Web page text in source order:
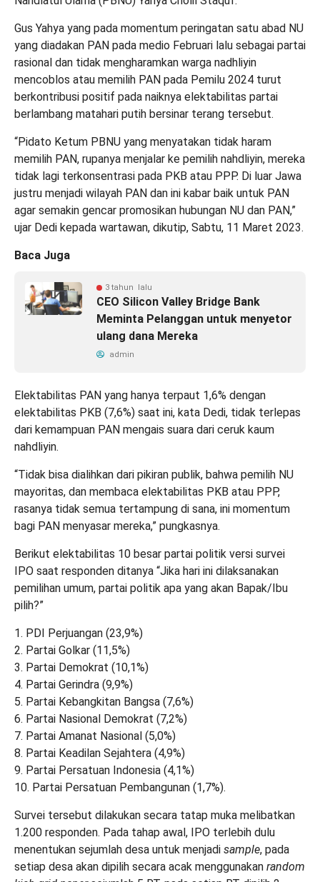
Gus Yahya yang pada momentum peringatan satu abad NU
yang diadakan PAN pada medio Februari lalu sebagai partai
rasional dan tidak mengharamkan warga nadhliyin
mencoblos atau memilih PAN pada Pemilu 2024 turut
berkontribusi positif pada naiknya elektabilitas partai
berlambang matahari putih bersinar terang tersebut.
“Pidato Ketum PBNU yang menyatakan tidak haram
memilih PAN, rupanya menjalar ke pemilih nahdliyin, mereka
tidak lagi terkonsentrasi pada PKB atau PPP. Di luar Jawa
justru menjadi wilayah PAN dan ini kabar baik untuk PAN
agar semakin gencar promosikan hubungan NU dan PAN,”
ujar Dedi kepada wartawan, dikutip, Sabtu, 11 Maret 2023.
Baca Juga
3 tahun lalu
CEO Silicon Valley Bridge Bank
Meminta Pelanggan untuk menyetor
ulang dana Mereka
admin
Elektabilitas PAN yang hanya terpaut 1,6% dengan
elektabilitas PKB (7,6%) saat ini, kata Dedi, tidak terlepas
dari kemampuan PAN mengais suara dari ceruk kaum
nahdliyin.
“Tidak bisa dialihkan dari pikiran publik, bahwa pemilih NU
mayoritas, dan membaca elektabilitas PKB atau PPP,
rasanya tidak semua tertampung di sana, ini momentum
bagi PAN menyasar mereka,” pungkasnya.
Berikut elektabilitas 10 besar partai politik versi survei
IPO saat responden ditanya “Jika hari ini dilaksanakan
pemilihan umum, partai politik apa yang akan Bapak/Ibu
pilih?”
1. PDI Perjuangan (23,9%)
2. Partai Golkar (11,5%)
3. Partai Demokrat (10,1%)
4. Partai Gerindra (9,9%)
5. Partai Kebangkitan Bangsa (7,6%)
6. Partai Nasional Demokrat (7,2%)
7. Partai Amanat Nasional (5,0%)
8. Partai Keadilan Sejahtera (4,9%)
9. Partai Persatuan Indonesia (4,1%)
10. Partai Persatuan Pembangunan (1,7%).
Survei tersebut dilakukan secara tatap muka melibatkan
1.200 responden. Pada tahap awal, IPO terlebih dulu
menentukan sejumlah desa untuk menjadi sample, pada
setiap desa akan dipilih secara acak menggunakan random